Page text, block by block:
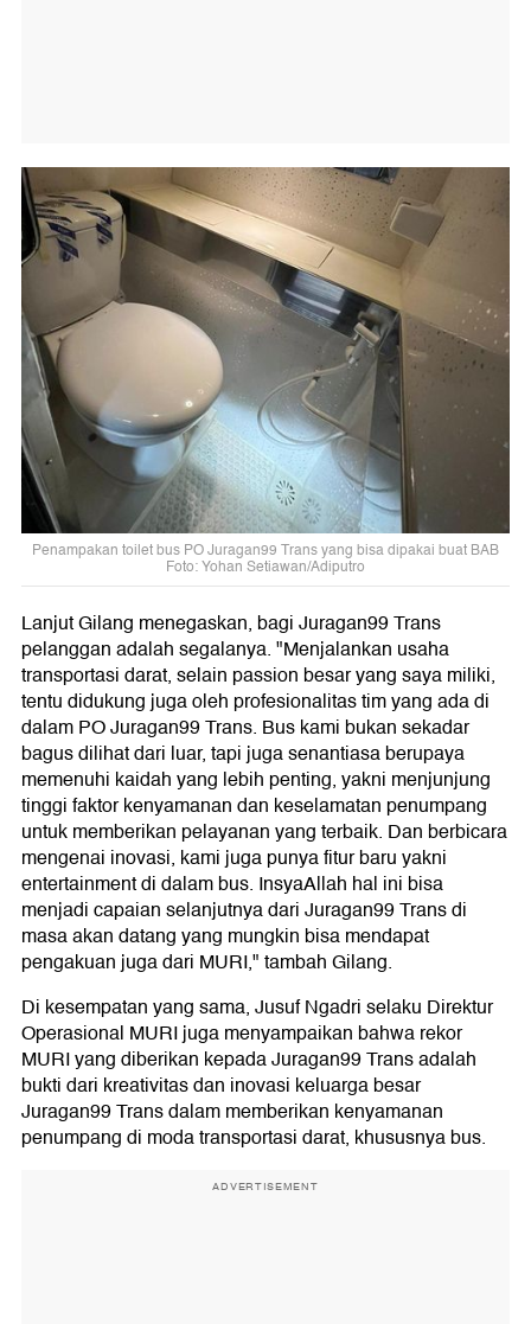
Penampakan toilet bus PO Juragan99 Trans yang bisa dipakai buat BAB
Foto: Yohan Setiawan/Adiputro
Lanjut Gilang menegaskan, bagi Juragan99 Trans
pelanggan adalah segalanya. "Menjalankan usaha
transportasi darat, selain passion besar yang saya miliki,
tentu didukung juga oleh profesionalitas tim yang ada di
dalam PO Juragan99 Trans. Bus kami bukan sekadar
bagus dilihat dari luar, tapi juga senantiasa berupaya
memenuhi kaidah yang lebih penting, yakni menjunjung
tinggi faktor kenyamanan dan keselamatan penumpang
untuk memberikan pelayanan yang terbaik. Dan berbicara
mengenai inovasi, kami juga punya fitur baru yakni
entertainment di dalam bus. InsyaAllah hal ini bisa
menjadi capaian selanjutnya dari Juragan99 Trans di
masa akan datang yang mungkin bisa mendapat
pengakuan juga dari MURI," tambah Gilang.
Di kesempatan yang sama, Jusuf Ngadri selaku Direktur
Operasional MURI juga menyampaikan bahwa rekor
MURI yang diberikan kepada Juragan99 Trans adalah
bukti dari kreativitas dan inovasi keluarga besar
Juragan99 Trans dalam memberikan kenyamanan
penumpang di moda transportasi darat, khususnya bus.
ADVERTISEMENT